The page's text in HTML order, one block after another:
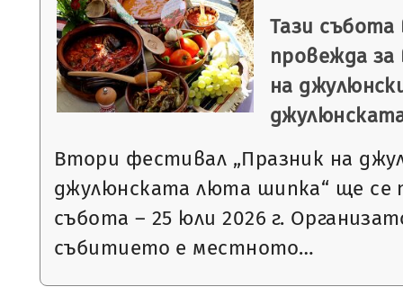
Тази събота
провежда
на
Втори фестивал „Празник на
джулюнската люта шипка“ ще се
събота – 25 юли 2026 г.
събитието е местното…